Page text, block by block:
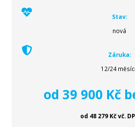
Stav:
nová
Záruka:
12/24
od 39 900 Kč
od 48 279 Kč vč.